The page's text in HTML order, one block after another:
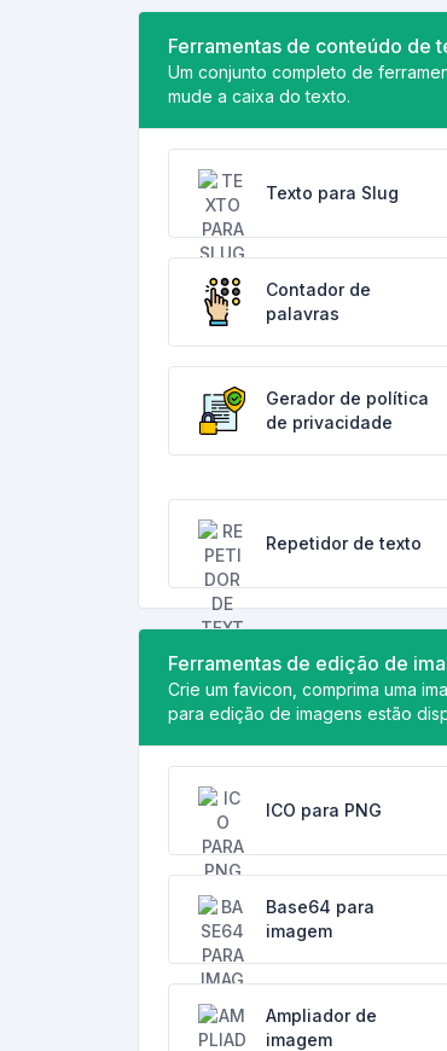
Ferramentas de conteúdo de
Um conjunto completo de
mude a caixa do texto.
Texto para Slug
Contador de
palavras
Gerador de política
de privacidade
Repetidor de texto
Ferramentas de edição de
Crie um favicon, comprima uma
para edição de imagens estão
ICO para PNG
Base64 para
imagem
Ampliador de
imagem